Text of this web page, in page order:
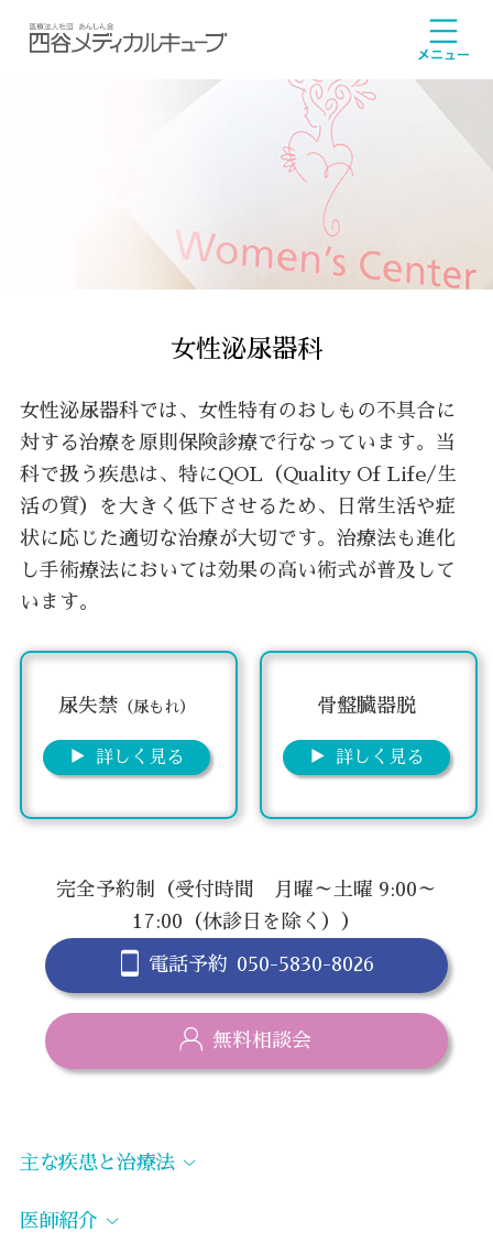
女性泌尿器科
女性泌尿器科では、女性特有のおしもの不具合に
対する治療を原則保険診療で行なっています。当
科で扱う疾患は、特にQOL（Quality Of Life/生
活の質）を大きく低下させるため、日常生活や症
状に応じた適切な治療が大切です。治療法も進化
し手術療法においては効果の高い術式が普及して
います。
尿失禁（尿もれ）
詳しく見る
骨盤臓器脱
詳しく見る
完全予約制（受付時間 月曜～土曜 9:00～
17:00（休診日 を除く））
電話予約 050-5830-8026
無料相談会
主な疾患と治療法 ＞
医師紹介 ＞